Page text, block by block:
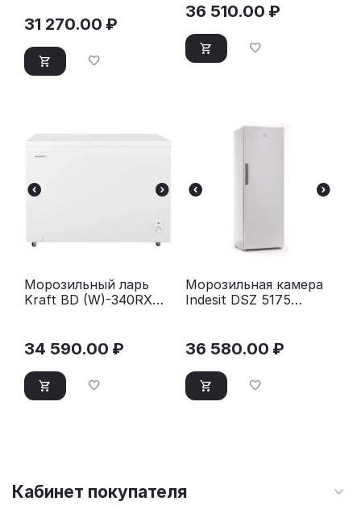
31 270.00 ₽
36 510.00 ₽
Морозильный ларь
Kraft BD (W)-340RX
34 590.00 ₽
Морозильная камера
Indesit DSZ 5175
36 580.00 ₽
Кабинет покупателя